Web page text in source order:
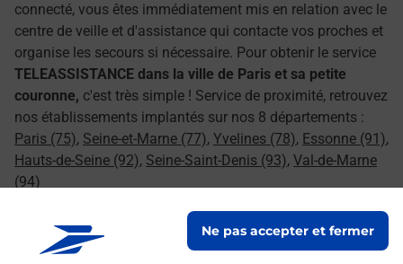
Ne pas accepter et fermer
connecté, vous êtes immédiatement mis en relation avec le
centre de veille et d'assistance qui contacte vos proches et
organise les secours si nécessaire. Pour obtenir le service
TELEASSISTANCE dans la ville de Paris et sa petite
couronne, c'est très simple ! Service de proximité, retrouvez
nos établissements implantés sur nos 8 départements :
Paris (75), Seine-et-Marne (77), Yvelines (78), Essonne (91),
Hauts-de-Seine (92), Seine-Saint-Denis (93), Val-de-Marne
(94)
Souscrire en ligne
Le lien s'ouvre dans un nouvel onglet